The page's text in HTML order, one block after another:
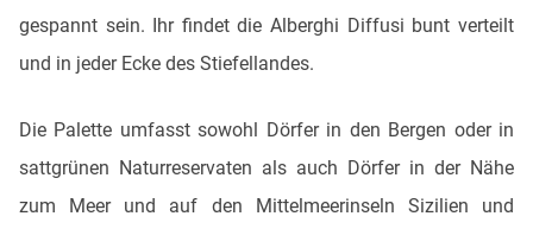
gespannt sein. Ihr findet die Alberghi Diffusi bunt verteilt
und in jeder Ecke des Stiefellandes.
Die Palette umfasst sowohl Dörfer in den Bergen oder in
sattgrünen Naturreservaten als auch Dörfer in der Nähe
zum Meer und auf den Mittelmeerinseln Sizilien und